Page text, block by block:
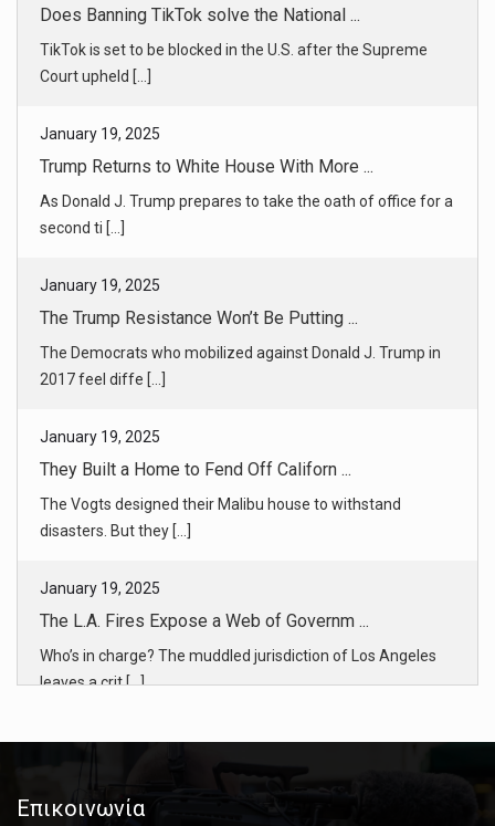
TikTok is set to be blocked in the U.S. after the Supreme
Court upheld [...]
Trump Returns to White House With More ...
As Donald J. Trump prepares to take the oath of office for a
second ti [...]
The Trump Resistance Won’t Be Putting ...
The Democrats who mobilized against Donald J. Trump in
2017 feel diffe [...]
They Built a Home to Fend Off Californ ...
The Vogts designed their Malibu house to withstand
disasters. But they [...]
The L.A. Fires Expose a Web of Governm ...
Who’s in charge? The muddled jurisdiction of Los Angeles
leaves a crit [...]
How Will L.A. Rebuild? Tubbs Fire Reco ...
structures in a North [...]
Επικοινωνία